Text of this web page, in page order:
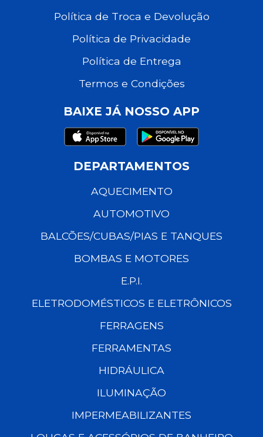
Política de Troca e Devolução
Política de Privacidade
Política de Entrega
Termos e Condições
BAIXE JÁ NOSSO APP
DEPARTAMENTOS
AQUECIMENTO
AUTOMOTIVO
BALCÕES/CUBAS/PIAS E TANQUES
BOMBAS E MOTORES
E.P.I.
ELETRODOMÉSTICOS E ELETRÔNICOS
FERRAGENS
FERRAMENTAS
HIDRÁULICA
ILUMINAÇÃO
IMPERMEABILIZANTES